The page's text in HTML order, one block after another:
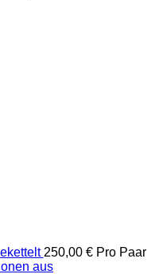
250,00 € Pro Paar
aus